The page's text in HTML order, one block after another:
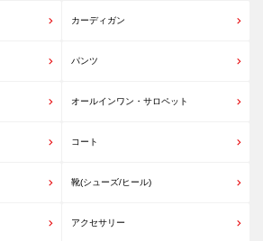
カーディガン
パンツ
オールインワン・サロペット
コート
靴(シューズ/ヒール)
アクセサリー